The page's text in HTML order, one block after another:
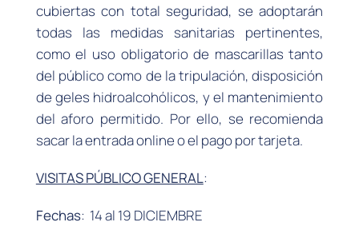
cubiertas con total seguridad, se adoptarán
todas las medidas sanitarias pertinentes,
como el uso obligatorio de mascarillas tanto
del público como de la tripulación, disposición
de geles hidroalcohólicos, y el mantenimiento
del aforo permitido. Por ello, se recomienda
sacar la entrada online o el pago por tarjeta.
VISITAS PÚBLICO GENERAL:
Fechas: 14 al 19 DICIEMBRE